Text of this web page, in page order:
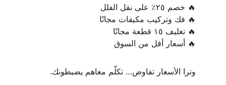
🔥 خصم ٢٥٪ على نقل الفلل
🔥 فك وتركيب مكيفات مجانًا
🔥 تغليف ١٥ قطعة مجانًا
🔥 أسعار أقل من السوق
وترا الأسعار تفاوض… تكلّم معاهم يضبطونك.